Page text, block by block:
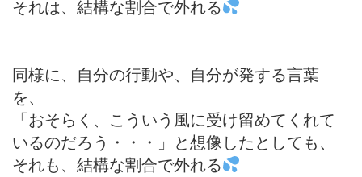
それは、結構な割合で外れる
同様に、自分の行動や、自分が発する言葉
を、
「おそらく、こういう風に受け留めてくれて
いるのだろう・・・」と想像したとしても、
それも、結構な割合で外れる